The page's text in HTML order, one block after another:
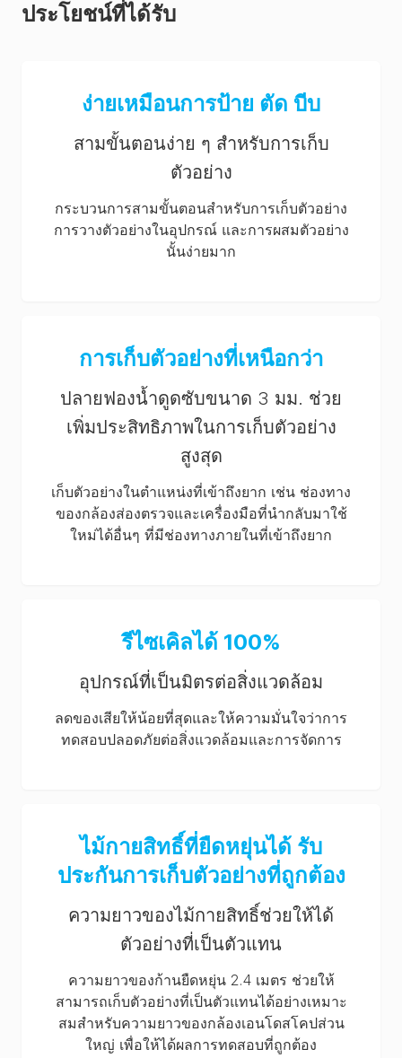
ประโยชน์ที่ได้รับ
ง่ายเหมือนการป้าย ตัด บีบ
สามขั้นตอนง่าย ๆ สำหรับการเก็บ
ตัวอย่าง
กระบวนการสามขั้นตอนสำหรับการเก็บตัวอย่าง
การวางตัวอย่างในอุปกรณ์ และการผสมตัวอย่าง
นั้นง่ายมาก
การเก็บตัวอย่างที่เหนือกว่า
ปลายฟองน้ำดูดซับขนาด 3 มม. ช่วย
เพิ่มประสิทธิภาพในการเก็บตัวอย่าง
สูงสุด
เก็บตัวอย่างในตำแหน่งที่เข้าถึงยาก เช่น ช่องทาง
ของกล้องส่องตรวจและเครื่องมือที่นำกลับมาใช้
ใหม่ได้อื่นๆ ที่มีช่องทางภายในที่เข้าถึงยาก
รีไซเคิลได้ 100%
อุปกรณ์ที่เป็นมิตรต่อสิ่งแวดล้อม
ลดของเสียให้น้อยที่สุดและให้ความมั่นใจว่าการ
ทดสอบปลอดภัยต่อสิ่งแวดล้อมและการจัดการ
ไม้กายสิทธิ์ที่ยืดหยุ่นได้ รับ
ประกันการเก็บตัวอย่างที่ถูกต้อง
ความยาวของไม้กายสิทธิ์ช่วยให้ได้
ตัวอย่างที่เป็นตัวแทน
ความยาวของก้านยืดหยุ่น 2.4 เมตร ช่วยให้
สามารถเก็บตัวอย่างที่เป็นตัวแทนได้อย่างเหมาะ
สมสำหรับความยาวของกล้องเอนโดสโคปส่วน
ใหญ่ เพื่อให้ได้ผลการทดสอบที่ถูกต้อง